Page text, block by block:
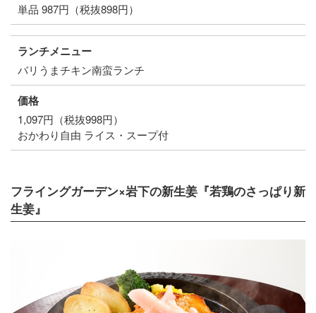
単品 987円（税抜898円）
ランチメニュー
バリうまチキン南蛮ランチ
価格
1,097円（税抜998円）
おかわり自由 ライス・スープ付
フライングガーデン×岩下の新生姜『若鶏のさっぱり新
生姜』